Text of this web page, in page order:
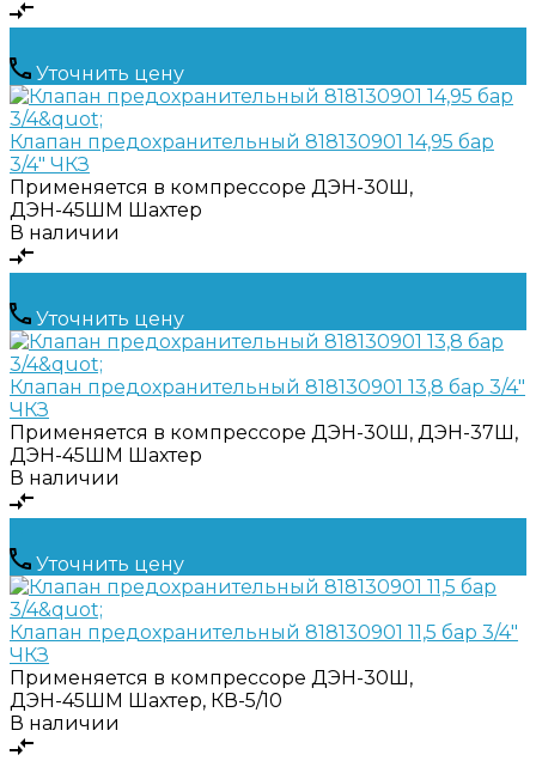
Уточнить цену
Клапан предохранительный 818130901 14,95 бар
3/4" ЧКЗ
Применяется в компрессоре ДЭН-30Ш,
ДЭН-45ШМ Шахтер
В наличии
Уточнить цену
Клапан предохранительный 818130901 13,8 бар 3/4"
ЧКЗ
Применяется в компрессоре ДЭН-30Ш, ДЭН-37Ш,
ДЭН-45ШМ Шахтер
В наличии
Уточнить цену
Клапан предохранительный 818130901 11,5 бар 3/4"
ЧКЗ
Применяется в компрессоре ДЭН-30Ш,
ДЭН-45ШМ Шахтер, КВ-5/10
В наличии